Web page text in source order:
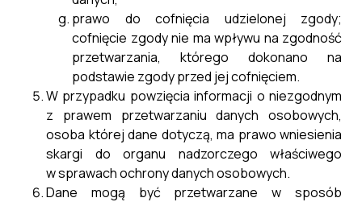
prawo do cofnięcia udzielonej zgody;
cofnięcie zgody nie ma wpływu na zgodność
przetwarzania, którego dokonano na
podstawie zgody przed jej cofnięciem.
W przypadku powzięcia informacji o niezgodnym
z prawem przetwarzaniu danych osobowych,
osoba której dane dotyczą, ma prawo wniesienia
skargi do organu nadzorczego właściwego
w sprawach ochrony danych osobowych.
Dane mogą być przetwarzane w sposób